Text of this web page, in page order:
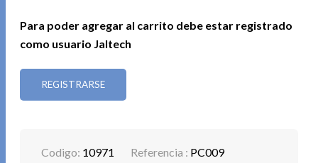
Para poder agregar al carrito debe estar registrado
como usuario Jaltech
REGISTRARSE
Codigo: 10971 Referencia : PC009